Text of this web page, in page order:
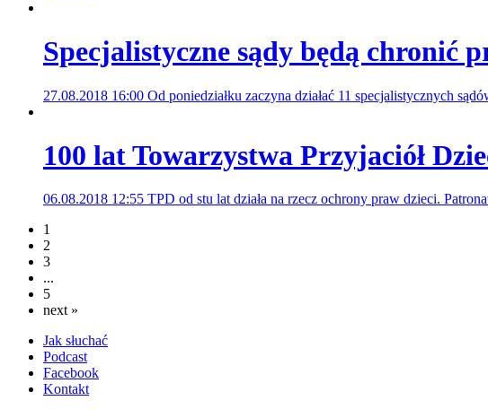
Specjalistyczne sądy będą chronić
27.08.2018 16:00 Od poniedziałku zaczyna działać 11 specjalistycznych
100 lat Towarzystwa Przyjaciół
06.08.2018 12:55 TPD od stu lat działa na rzecz ochrony praw dzieci.
1
2
3
...
5
next »
Jak słuchać
Podcast
Facebook
Kontakt